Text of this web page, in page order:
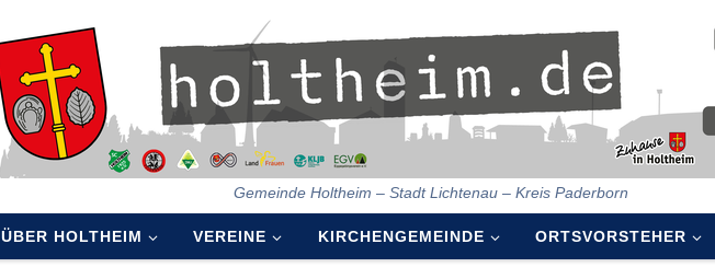
Gemeinde Holtheim – Stadt Lichtenau – Kreis Paderborn
ÜBER HOLTHEIM VEREINE KIRCHENGEMEINDE ORTSVORSTEHER